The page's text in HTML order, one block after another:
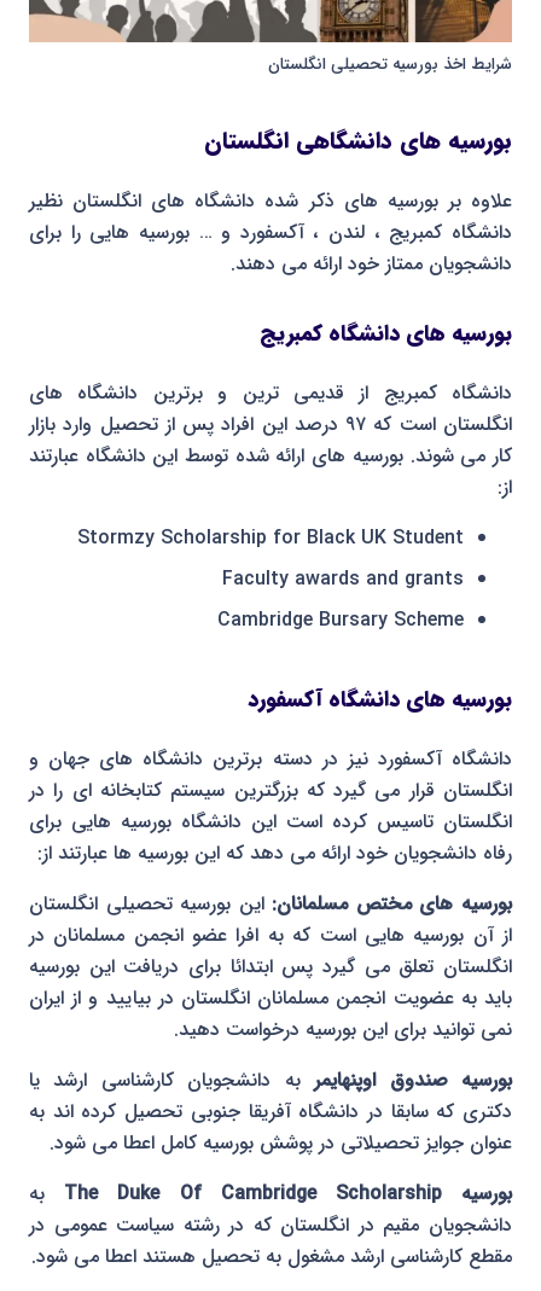
شرایط اخذ بورسیه تحصیلی انگلستان
بورسیه های دانشگاهی انگلستان
علاوه بر بورسیه های ذکر شده دانشگاه های انگلستان نظیر
دانشگاه کمبریج ، لندن ، آکسفورد و … بورسیه هایی را برای
دانشجویان ممتاز خود ارائه می دهند.
بورسیه های دانشگاه کمبریج
دانشگاه کمبریج از قدیمی ترین و برترین دانشگاه های
انگلستان است که ۹۷ درصد این افراد پس از تحصیل وارد بازار
کار می شوند. بورسیه های ارائه شده توسط این دانشگاه عبارتند
از:
Stormzy Scholarship for Black UK Student
Faculty awards and grants
Cambridge Bursary Scheme
بورسیه های دانشگاه آکسفورد
دانشگاه آکسفورد نیز در دسته برترین دانشگاه های جهان و
انگلستان قرار می گیرد که بزرگترین سیستم کتابخانه ای را در
انگلستان تاسیس کرده است این دانشگاه بورسیه هایی برای
رفاه دانشجویان خود ارائه می دهد که این بورسیه ها عبارتند از:
بورسیه های مختص مسلمانان: این بورسیه تحصیلی انگلستان
از آن بورسیه هایی است که به افرا عضو انجمن مسلمانان در
انگلستان تعلق می گیرد پس ابتدائا برای دریافت این بورسیه
باید به عضویت انجمن مسلمانان انگلستان در بیایید و از ایران
نمی توانید برای این بورسیه درخواست دهید.
بورسیه صندوق اوپنهایمربه دانشجویان کارشناسی ارشد یا
دکتری که سابقا در دانشگاه آفریقا جنوبی تحصیل کرده اند به
عنوان جوایز تحصیلاتی در پوشش بورسیه کامل اعطا می شود.
بورسیه The Duke Of Cambridge Scholarship
به
دانشجویان مقیم در انگلستان که در رشته سیاست عمومی در
مقطع کارشناسی ارشد مشغول به تحصیل هستند اعطا می شود.